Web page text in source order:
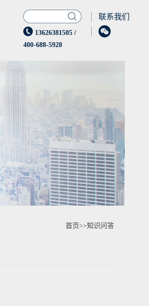
 联系我们
 13626381505 /
400-688-5928

首页>>知识问答